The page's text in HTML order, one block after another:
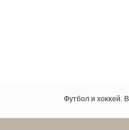
Футбол и хоκκей.